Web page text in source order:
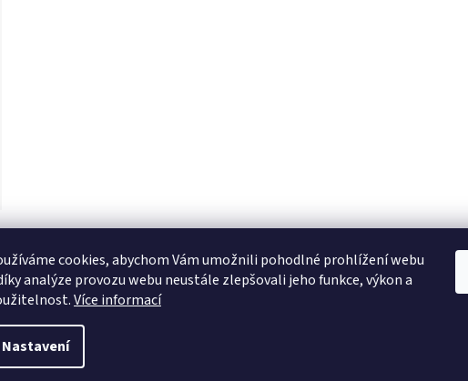
cookies, abychom Vám umožnili pohodlné prohlížení webu
analýze provozu webu neustále zlepšovali jeho funkce, výkon a
Více informací
Nastavení
. Všechna práva vyhrazena.